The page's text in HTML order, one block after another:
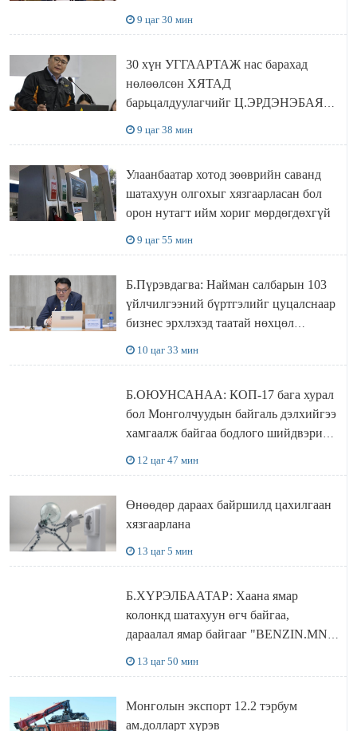
9 цаг 30 мин
30 хүн УГГААРТАЖ нас барахад
нөлөөлсөн ХЯТАД
барьцалдуулагчийг Ц.ЭРДЭНЭБАЯР
9 цаг 38 мин
Улаанбаатар хотод зөөврийн саванд
шатахуун олгохыг хязгаарласан бол
орон нутагт ийм хориг мөрдөгдөхгүй
9 цаг 55 мин
Б.Пүрэвдагва: Найман салбарын 103
үйлчилгээний бүртгэлийг цуцалснаар
бизнес эрхлэхэд таатай нөхцөл
10 цаг 33 мин
Б.ОЮУНСАНАА: КОП-17 бага хурал
бол Монголчуудын байгаль дэлхийгээ
хамгаалж байгаа бодлого шийдвэрийг
12 цаг 47 мин
Өнөөдөр дараах байршилд цахилгаан
хязгаарлана
13 цаг 5 мин
Б.ХҮРЭЛБААТАР: Хаана ямар
колонкд шатахуун өгч байгаа,
дараалал ямар байгааг "BENZIN.MN”
13 цаг 50 мин
Монголын экспорт 12.2 тэрбум
ам.долларт хүрэв